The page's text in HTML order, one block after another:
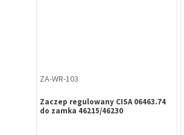
ZA-WR-103
Zaczep regulowany CISA 06463.74
do zamka 46215/46230